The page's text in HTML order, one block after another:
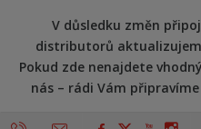
V důsledku změn
distributorů
Pokud zde nenajdete
nás – rádi Vám